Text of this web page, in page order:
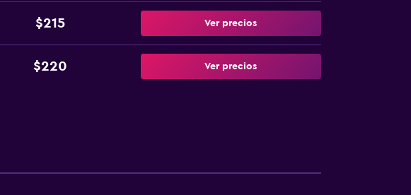
$215 Ver precios
$220 Ver precios